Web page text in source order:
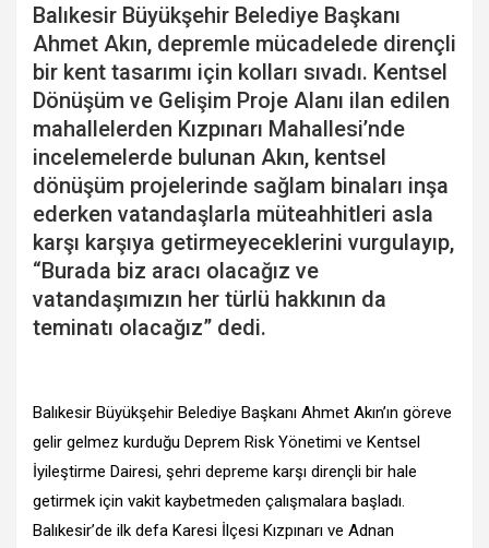
Balıkesir Büyükşehir Belediye Başkanı
Ahmet Akın, depremle mücadelede dirençli
bir kent tasarımı için kolları sıvadı. Kentsel
Dönüşüm ve Gelişim Proje Alanı ilan edilen
mahallelerden Kızpınarı Mahallesi’nde
incelemelerde bulunan Akın, kentsel
dönüşüm projelerinde sağlam binaları inşa
ederken vatandaşlarla müteahhitleri asla
karşı karşıya getirmeyeceklerini vurgulayıp,
“Burada biz aracı olacağız ve
vatandaşımızın her türlü hakkının da
teminatı olacağız” dedi.
Balıkesir Büyükşehir Belediye Başkanı Ahmet Akın’ın göreve
gelir gelmez kurduğu Deprem Risk Yönetimi ve Kentsel
İyileştirme Dairesi, şehri depreme karşı dirençli bir hale
getirmek için vakit kaybetmeden çalışmalara başladı.
Balıkesir’de ilk defa Karesi İlçesi Kızpınarı ve Adnan